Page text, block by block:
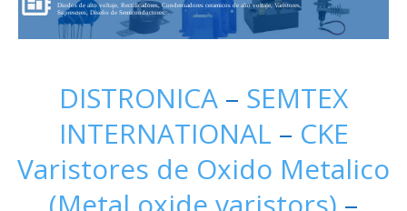
Diodos de alto voltaje, Rectificadores, Condensadores ceramicos de alto voltaje, Varistores,
Supresores, Diseño de Semiconductores...
DISTRONICA – SEMTEX
INTERNATIONAL – CKE
Varistores de Oxido Metalico